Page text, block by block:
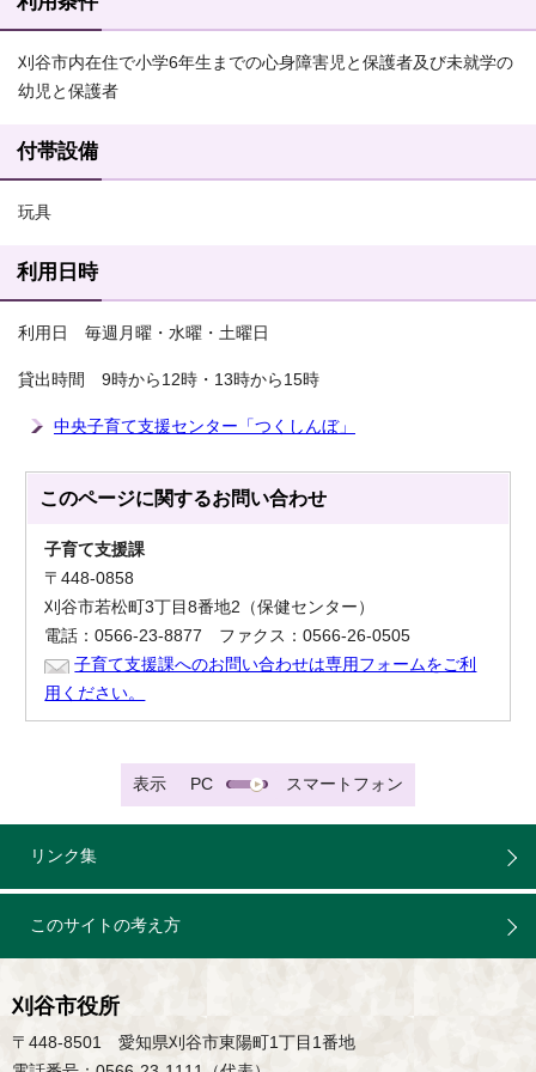
刈谷市内在住で小学6年生までの心身障害児と保護者及び未就学の
幼児と保護者
付帯設備
玩具
利用日時
利用日 毎週月曜・水曜・土曜日
貸出時間 9時から12時・13時から15時
中央子育て支援センター「つくしんぼ」
このページに関するお問い合わせ
子育て支援課
〒448-0858
刈谷市若松町3丁目8番地2（保健センター）
電話：0566-23-8877 ファクス：0566-26-0505
子育て支援課へのお問い合わせは専用フォームをご利
用ください。
表示 PC スマートフォン
リンク集
このサイトの考え方
刈谷市役所
〒448-8501 愛知県刈谷市東陽町1丁目1番地